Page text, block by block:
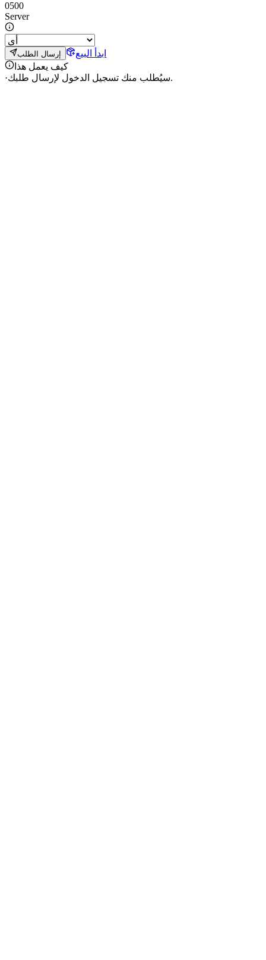
0500
Server
إرسال الطلب
ابدأ البيع
كيف يعمل هذا
·
سيُطلب منك تسجيل الدخول لإرسال طلبك.